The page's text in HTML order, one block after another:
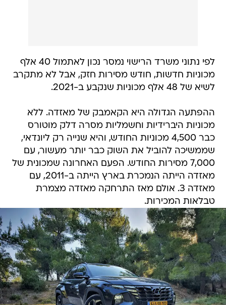
לפי נתוני משרד הרישוי נמסר נכון לאתמול 40 אלף
מכוניות חדשות, חודש מסירות חזק, אבל לא מתקרב
לשיא של 48 אלף מכוניות שנקבע ב-2021.
ההפתעה הגדולה היא הקאמבק של מאזדה. ללא
מכוניות היברידיות וחשמליות מסרה דלק מוטורס
כבר 4,500 מכוניות החודש, והיא שנייה רק ליונדאי,
שממשיכה להוביל את השוק כבר יותר מעשור, עם
7,000 מסירות החודש. הפעם האחרונה שמכונית של
מאזדה הייתה הנמכרת בארץ הייתה ב-2011, עם
מאזדה 3. אולם מאז התרחקה מאזדה מצמרת
טבלאות המכירות.